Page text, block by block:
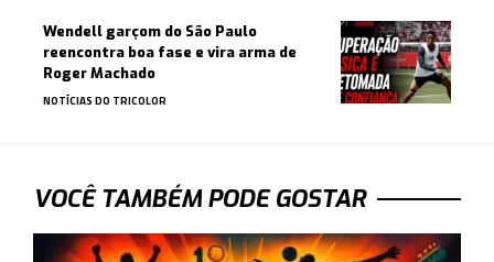
Wendell garçom do São Paulo
reencontra boa fase e vira arma de
Roger Machado
NOTÍCIAS DO TRICOLOR
VOCÊ TAMBÉM PODE GOSTAR